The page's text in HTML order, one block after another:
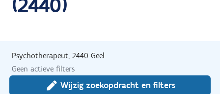
Psychotherapeut, 2440 Geel
Geen actieve filters
Wijzig zoekopdracht en filters